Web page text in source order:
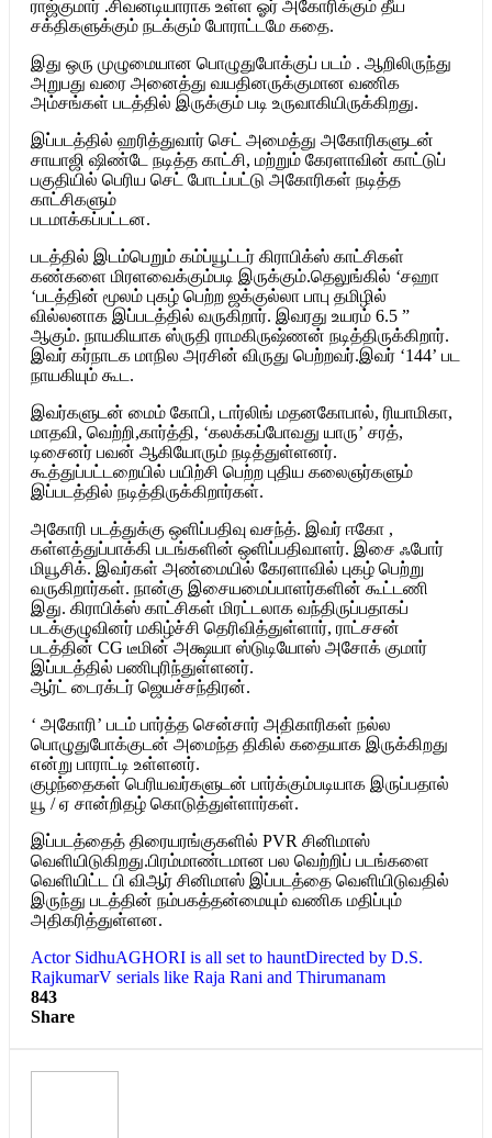
ராஜ்குமார் .சிவனடியாராக உள்ள ஓர் அகோரிக்கும் தீய
சக்திகளுக்கும் நடக்கும் போராட்டமே கதை.
இது ஒரு முழுமையான பொழுதுபோக்குப் படம் . ஆறிலிருந்து
அறுபது வரை அனைத்து வயதினருக்குமான வணிக
அம்சங்கள் படத்தில் இருக்கும் படி உருவாகியிருக்கிறது.
இப்படத்தில் ஹரித்துவார் செட் அமைத்து அகோரிகளுடன்
சாயாஜி ஷிண்டே நடித்த காட்சி, மற்றும் கேரளாவின் காட்டுப்
பகுதியில் பெரிய செட் போடப்பட்டு அகோரிகள் நடித்த
காட்சிகளும்
படமாக்கப்பட்டன.
படத்தில் இடம்பெறும் கம்ப்யூட்டர் கிராபிக்ஸ் காட்சிகள்
கண்களை மிரளவைக்கும்படி இருக்கும்.தெலுங்கில் ‘சஹா
‘படத்தின் மூலம் புகழ் பெற்ற ஜக்குல்லா பாபு தமிழில்
வில்லனாக இப்படத்தில் வருகிறார். இவரது உயரம் 6.5 ”
ஆகும். நாயகியாக ஸ்ருதி ராமகிருஷ்ணன் நடித்திருக்கிறார்.
இவர் கர்நாடக மாநில அரசின் விருது பெற்றவர்.இவர் ‘144’ பட
நாயகியும் கூட.
இவர்களுடன் மைம் கோபி, டார்லிங் மதனகோபால், ரியாமிகா,
மாதவி, வெற்றி,கார்த்தி, ‘கலக்கப்போவது யாரு’ சரத்,
டிசைனர் பவன் ஆகியோரும் நடித்துள்ளனர்.
கூத்துப்பட்டறையில் பயிற்சி பெற்ற புதிய கலைஞர்களும்
இப்படத்தில் நடித்திருக்கிறார்கள்.
அகோரி படத்துக்கு ஒளிப்பதிவு வசந்த். இவர் ஈகோ ,
கள்ளத்துப்பாக்கி படங்களின் ஒளிப்பதிவாளர். இசை ஃபோர்
மியூசிக். இவர்கள் அண்மையில் கேரளாவில் புகழ் பெற்று
வருகிறார்கள். நான்கு இசையமைப்பாளர்களின் கூட்டணி
இது. கிராபிக்ஸ் காட்சிகள் மிரட்டலாக வந்திருப்பதாகப்
படக்குழுவினர் மகிழ்ச்சி தெரிவித்துள்ளார், ராட்சசன்
படத்தின் CG டீமின் அக்ஷயா ஸ்டுடியோஸ் அசோக் குமார்
இப்படத்தில் பணிபுரிந்துள்ளனர்.
ஆர்ட் டைரக்டர் ஜெயச்சந்திரன்.
‘ அகோரி’ படம் பார்த்த சென்சார் அதிகாரிகள் நல்ல
பொழுதுபோக்குடன் அமைந்த திகில் கதையாக இருக்கிறது
என்று பாராட்டி உள்ளனர்.
குழந்தைகள் பெரியவர்களுடன் பார்க்கும்படியாக இருப்பதால்
யூ / ஏ சான்றிதழ் கொடுத்துள்ளார்கள்.
இப்படத்தைத் திரையரங்குகளில் PVR சினிமாஸ்
வெளியிடுகிறது.பிரம்மாண்டமான பல வெற்றிப் படங்களை
வெளியிட்ட பி விஆர் சினிமாஸ் இப்படத்தை வெளியிடுவதில்
இருந்து படத்தின் நம்பகத்தன்மையும் வணிக மதிப்பும்
அதிகரித்துள்ளன.
Actor SidhuAGHORI is all set to hauntDirected by D.S.
RajkumarV serials like Raja Rani and Thirumanam
843
Share